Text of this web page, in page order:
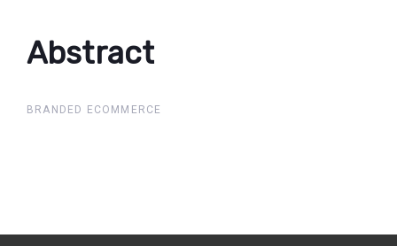
Abstract
Abstract
BRANDED ECOMMERCE